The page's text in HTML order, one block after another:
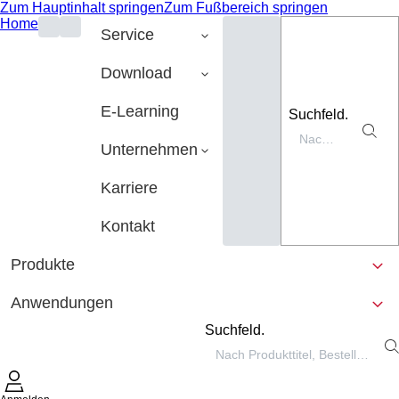
Zum Hauptinhalt springenZum Fußbereich springen
Home
Service
Download
E-Learning
Unternehmen
Karriere
Kontakt
Suchfeld.
Produkte
Anwendungen
Suchfeld.